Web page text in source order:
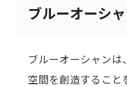
ブルーオーシ
ブルーオーシャン
空間を創造すること